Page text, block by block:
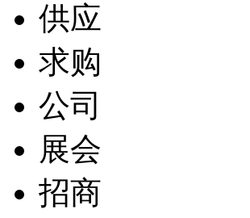
供应
求购
公司
展会
招商